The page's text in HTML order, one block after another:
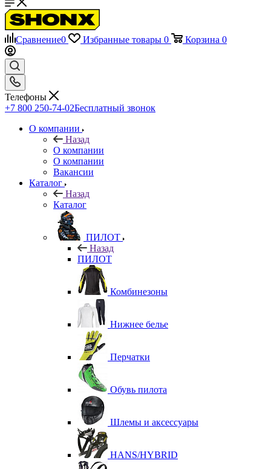
Сравнение0 Избранные товары 0 Корзина 0
Телефоны
+7 800 250-74-02Бесплатный звонок
О компании
Назад
О компании
О компании
Вакансии
Каталог
Назад
Каталог
ПИЛОТ
Назад
ПИЛОТ
Комбинезоны
Нижнее белье
Перчатки
Обувь пилота
Шлемы и аксессуары
HANS/HYBRID